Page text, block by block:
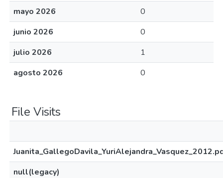
mayo 2026
0
junio 2026
0
julio 2026
1
agosto 2026
0
File Visits
null(legacy)